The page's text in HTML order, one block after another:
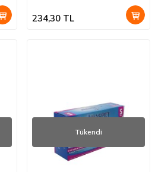
234,30 TL
Tükendi